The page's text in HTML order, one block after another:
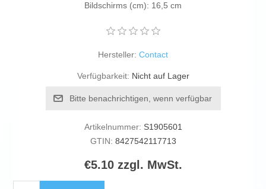
Bildschirms (cm): 16,5 cm
Hersteller: Contact
Verfügbarkeit: Nicht auf Lager
Bitte benachrichtigen, wenn verfügbar
Artikelnummer: S1905601
GTIN: 8427542117713
€5.10 zzgl. MwSt.